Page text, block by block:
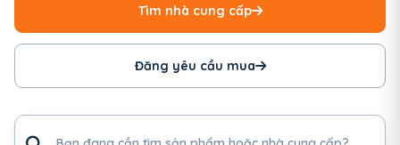
Tìm nhà cung cấp
Đăng yêu cầu mua